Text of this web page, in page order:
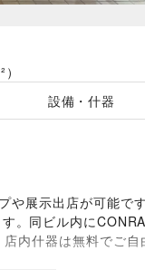
設備・什器
や展示出店が可能で
。同ビル内に
内什器は無料でご